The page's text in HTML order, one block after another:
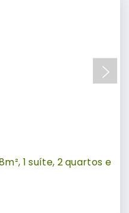
1 suíte, 2 quartos e